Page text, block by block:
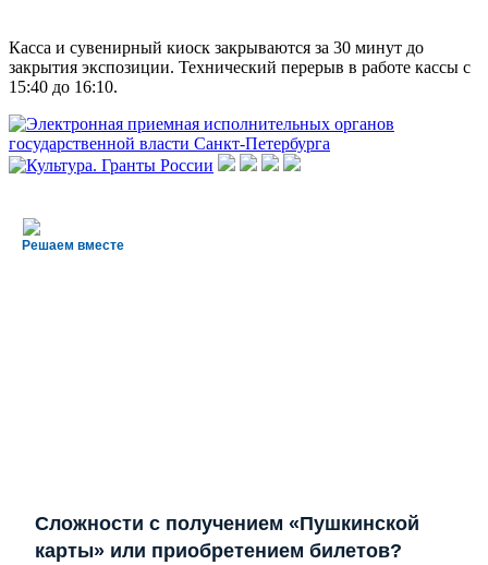
Касса и сувенирный киоск закрываются за 30 минут до
закрытия экспозиции. Технический перерыв в работе кассы с
15:40 до 16:10.
Решаем вместе
Сложности с получением «Пушкинской
карты» или приобретением билетов?